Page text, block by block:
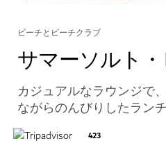
ビーチとビーチクラブ
サマーソルト
カジュアルなラウンジで
ながらのんびりしたラン
423